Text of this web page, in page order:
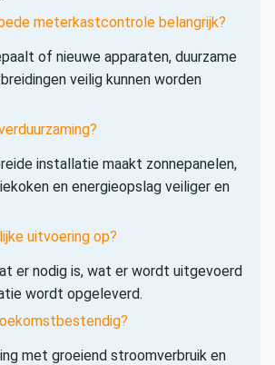
meterkastcontrole belangrijk?
of nieuwe apparaten, duurzame
veilig kunnen worden
installatie maakt zonnepanelen,
en energieopslag veiliger en
uitvoering op?
er nodig is, wat er wordt uitgevoerd
wordt opgeleverd.
met groeiend stroomverbruik en